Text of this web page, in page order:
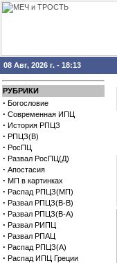
08 Авг, 2026 г. - 18:13
РУБРИКИ
· Богословие
· Современная ИПЦ
· История РПЦЗ
· РПЦЗ(В)
· РосПЦ
· Развал РосПЦ(Д)
· Апостасия
· МП в картинках
· Распад РПЦЗ(МП)
· Развал РПЦЗ(В-В)
· Развал РПЦЗ(В-А)
· Развал РИПЦ
· Развал РПАЦ
· Распад РПЦЗ(А)
· Распад ИПЦ Греции